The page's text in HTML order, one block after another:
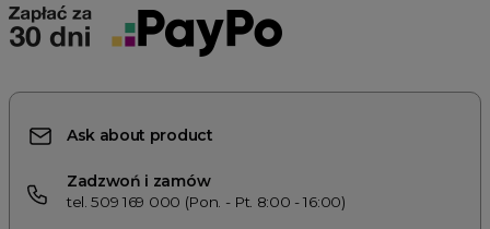
Ask about product
Zadzwoń i zamów
tel. 509 169 000 (Pon. - Pt. 8:00 - 16:00)